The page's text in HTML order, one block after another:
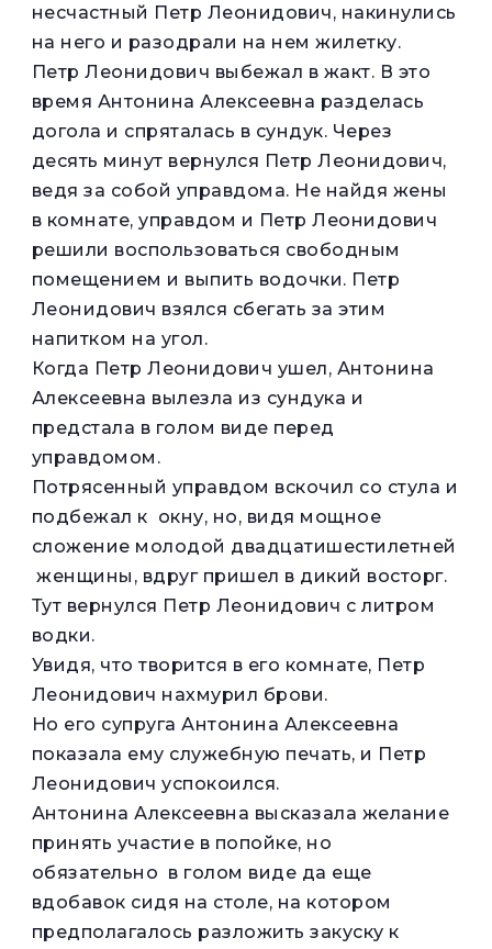
несчастный Петр Леонидович, накинулись
на него и разодрали на нем жилетку.
Петр Леонидович выбежал в жакт. В это
время Антонина Алексеевна разделась
догола и спряталась в сундук. Через
десять минут вернулся Петр Леонидович,
ведя за собой управдома. Не найдя жены
в комнате, управдом и Петр Леонидович
решили воспользоваться свободным
помещением и выпить водочки. Петр
Леонидович взялся сбегать за этим
напитком на угол.
Когда Петр Леонидович ушел, Антонина
Алексеевна вылезла из сундука и
предстала в голом виде перед
управдомом.
Потрясенный управдом вскочил со стула и
подбежал к окну, но, видя мощное
сложение молодой двадцатишестилетней
женщины, вдруг пришел в дикий восторг.
Тут вернулся Петр Леонидович с литром
водки.
Увидя, что творится в его комнате, Петр
Леонидович нахмурил брови.
Но его супруга Антонина Алексеевна
показала ему служебную печать, и Петр
Леонидович успокоился.
Антонина Алексеевна высказала желание
принять участие в попойке, но
обязательно в голом виде да еще
вдобавок сидя на столе, на котором
предполагалось разложить закуску к